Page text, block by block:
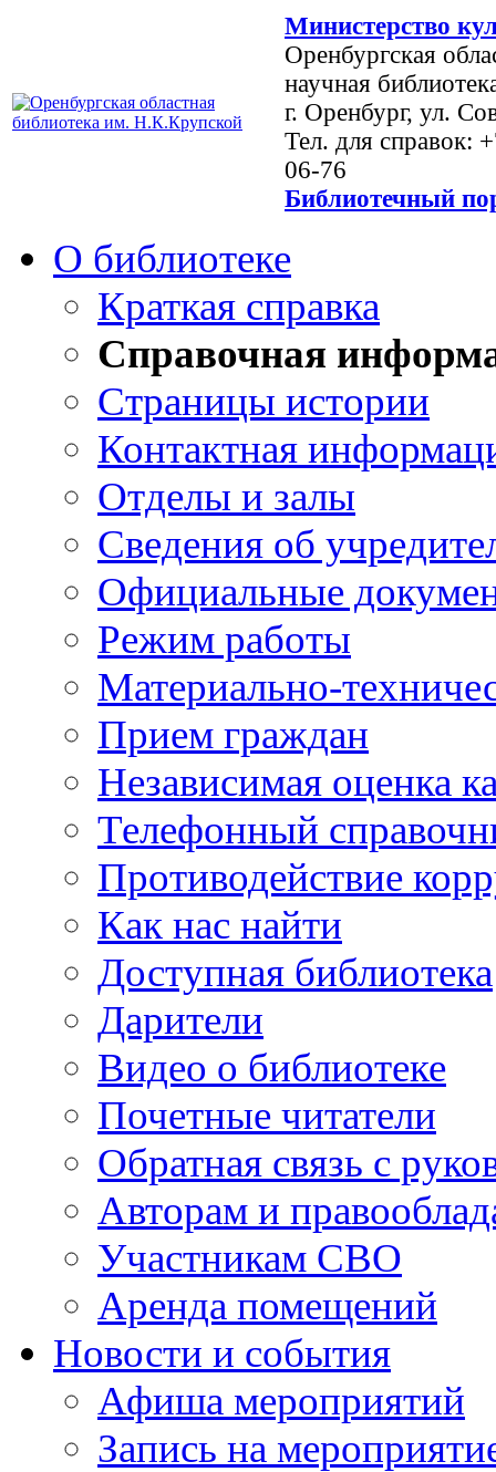
Министерство
Оренбургская
научная
г. Оренбург, ул.
Тел. для справок:
06-76
Библиотечный
О библиотеке
Краткая справка
Справочная
Страницы истории
Контактная
Отделы и залы
Сведения об
Официальные
Режим работы
Материально-
Прием граждан
Независимая оценка
Телефонный
Противодействие
Как нас найти
Доступная библиотека
Дарители
Видео о библиотеке
Почетные читатели
Обратная связь с
Авторам и
Участникам СВО
Аренда помещений
Новости и события
Афиша мероприятий
Запись на